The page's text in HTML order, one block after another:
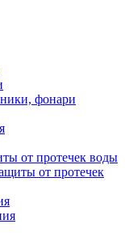
фонари
от протечек воды
от протечек